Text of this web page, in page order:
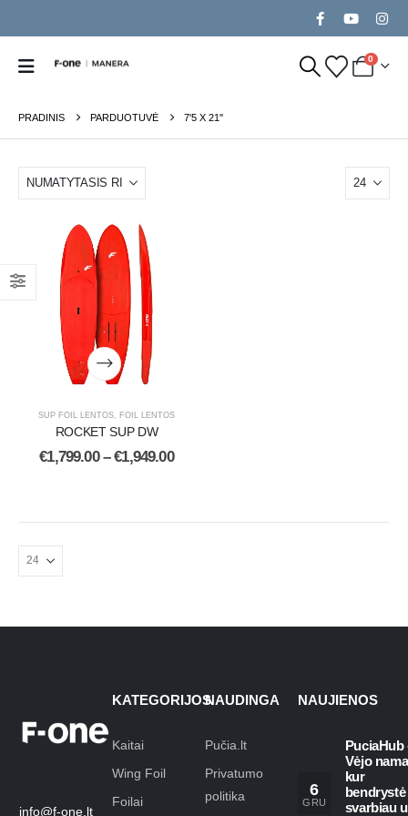
0
PRADINIS PARDUOTUVĖ 7'5 X 21''
SUP FOIL LENTOS FOIL LENTOS
ROCKET SUP DW
€1,799.00 – €1,949.00
info@f-one.lt
KATEGORIJOS
Kaitai
Wing Foil
Foilai
NAUDINGA
Pučia.lt
Privatumo
politika
NAUJIENOS
6
GRU
PuciaHub
Vėjo
kur
bendrystė
svarbiau